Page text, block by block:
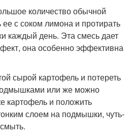
количество обычной
с соком лимона и протирать
каждый день. Эта смесь дает
она особенно эффективна
сырой картофель и потереть
или же можно
картофель и положить
слоем на подмышки, чуть-